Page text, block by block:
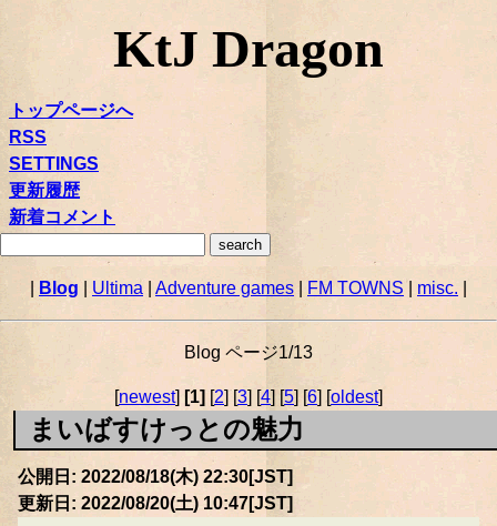
KtJ Dragon
トップページへ
RSS
SETTINGS
更新履歴
新着コメント
Blog Ultima Adventure games FM TOWNS| misc.
Blog ページ1/13
[newest] [1] [2] [3] [4] [5] [6] [oldest]
まいばすけっとの魅力
公開日: 2022/08/18(木) 22:30[JST]
更新日: 2022/08/20(土) 10:47[JST]